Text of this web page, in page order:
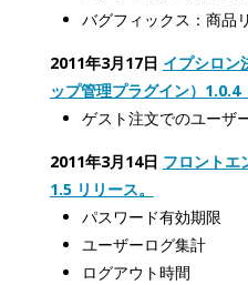
バグフィックス：商品
2011年3月17日 イプシロン
ップ管理プラグイン）1.0.4
ゲスト注文でのユーザ
2011年3月14日 フロントエ
1.5 リリース。
パスワード有効期限
ユーザーログ集計
ログアウト時間